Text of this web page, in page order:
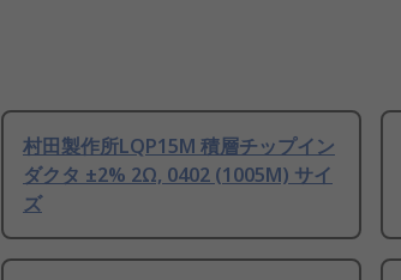
村田製作所LQP15M 積層チップイン
ダクタ ±2% 2Ω, 0402 (1005M) サイ
ズ